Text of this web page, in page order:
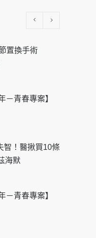
置換手術
－青春專案】
智！醫揪買10條
海默
－青春專案】